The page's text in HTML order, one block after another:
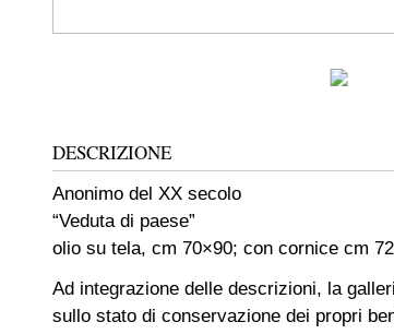
DESCRIZIONE
Anonimo del XX secolo
“Veduta di paese”
olio su tela, cm 70×90; con cornice cm
Ad integrazione delle descrizioni, la
sullo stato di conservazione dei propri